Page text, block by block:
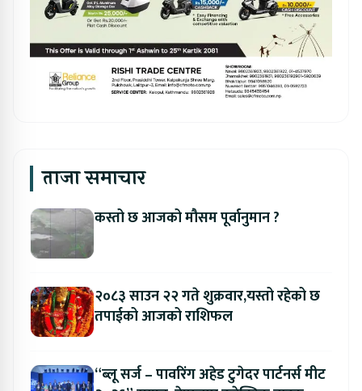
ताजा समाचार
कस्तो छ आजको मौसम पूर्वानुमान ?
२०८३ साउन २२ गते शुक्रवार,यस्तो रहेको छ
तपाईको आजको राशिफल
“ब्लू सर्ज – पावरिंग अहेड टुगेदर पार्टनर्स मीट